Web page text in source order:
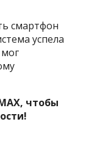
смартфон
успела
чтобы